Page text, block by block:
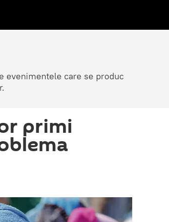
evenimentele care se produc
primi